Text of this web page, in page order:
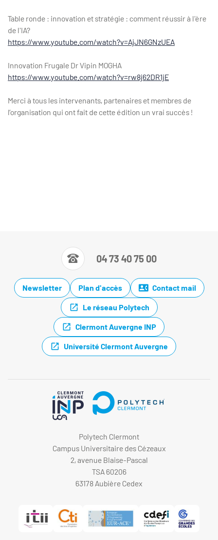
Table ronde : innovation et stratégie : comment réussir à l'ère
de l'IA?
https://www.youtube.com/watch?v=AjJN6GNzUEA
Innovation Frugale Dr Vipin MOGHA
https://www.youtube.com/watch?v=rw8j62DR1jE
Merci à tous les intervenants, partenaires et membres de
l’organisation qui ont fait de cette édition un vrai succès !
04 73 40 75 00
Newsletter Plan d'accès Contact mail
Le réseau Polytech
Clermont Auvergne INP
Université Clermont Auvergne
Polytech Clermont
Campus Universitaire des Cézeaux
2, avenue Blaise-Pascal
TSA 60206
63178 Aubière Cedex